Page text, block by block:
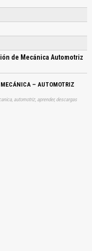
de Mecánica Automotriz
– AUTOMOTRIZ
automotriz, aprender, descargas